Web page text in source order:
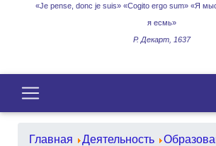
«Je pense, donc je suis» «Cogito ergo sum» «Я
я есмь»
Р. Декарт, 1637
Главная Деятельность